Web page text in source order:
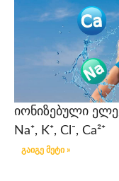
იონიზებული
Na⁺, K⁺, Cl⁻, Ca²⁺
გაიგე მეტი »